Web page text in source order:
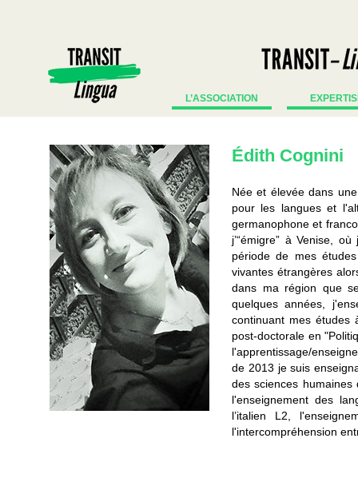
L’ASSOCIATION
Édith Cognini
Née et élevée dans
pour les langues et
germanophone et
j’“émigre” à Venise,
période de mes
vivantes étrangères
dans ma région que
quelques années,
continuant mes études
post-doctorale en
l'apprentissage/
de 2013 je suis
des sciences
l'enseignement des
l’italien L2,
l'intercompréhension